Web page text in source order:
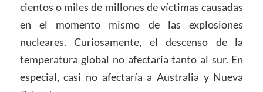
cientos o miles de millones de víctimas causadas
en el momento mismo de las explosiones
nucleares. Curiosamente, el descenso de la
temperatura global no afectaría tanto al sur. En
especial, casi no afectaría a Australia y Nueva